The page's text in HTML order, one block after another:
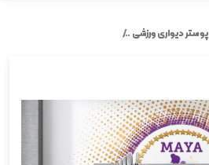
پوستر دیواری ورزشی